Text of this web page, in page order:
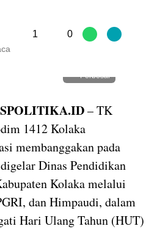
1 0
Perbesar
– TK
1412 Kolaka
membanggakan pada
Dinas Pendidikan
Kolaka melalui
dan Himpaudi, dalam
Hari Ulang Tahun (HUT)